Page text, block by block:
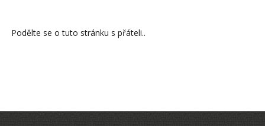
Podělte se o tuto stránku s přáteli..